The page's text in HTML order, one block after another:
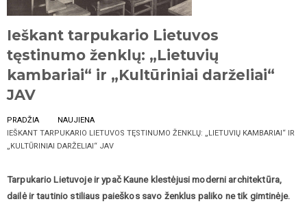
Ieškant tarpukario Lietuvos
tęstinumo ženklų: „Lietuvių
kambariai“ ir „Kultūriniai darželiai“
JAV
PRADŽIA
NAUJIENA
IEŠKANT TARPUKARIO LIETUVOS TĘSTINUMO ŽENKLŲ: „LIETUVIŲ KAMBARIAI“ IR
„KULTŪRINIAI DARŽELIAI“ JAV
Tarpukario Lietuvoje ir ypač Kaune klestėjusi moderni architektūra,
dailė ir tautinio stiliaus paieškos savo ženklus paliko ne tik gimtinėje.